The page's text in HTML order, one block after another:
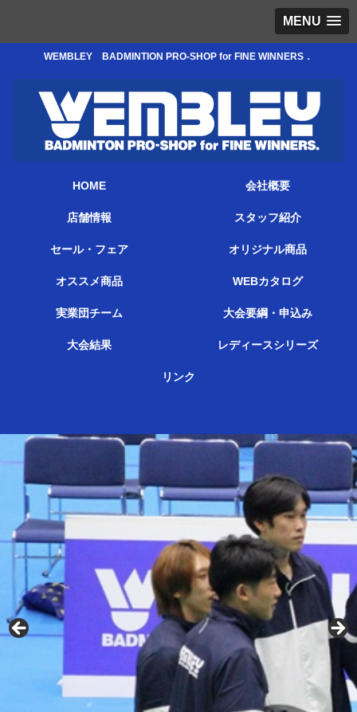
MENU
WEMBLEY BADMINTION PRO-SHOP for FINE WINNERS．
HOME 会社概要
店舗情報 スタッフ紹介
セール・フェア オリジナル商品
オススメ商品 WEBカタログ
実業団チーム 大会要綱・申込み
大会結果 レディースシリーズ
リンク